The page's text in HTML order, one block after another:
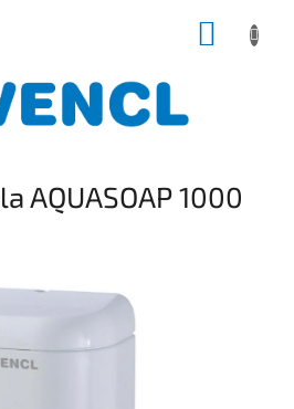
AQUASOAP 1000